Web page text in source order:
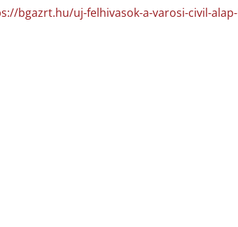
bgazrt.hu/uj-felhivasok-a-varosi-civil-